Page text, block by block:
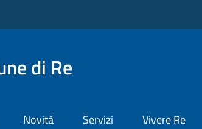
di Re
Novità Servizi Vivere Re